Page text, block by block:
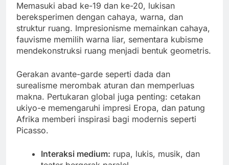
Memasuki abad ke-19 dan ke-20, lukisan
bereksperimen dengan cahaya, warna, dan
struktur ruang. Impresionisme memainkan cahaya,
fauvisme memilih warna liar, sementara kubisme
mendekonstruksi ruang menjadi bentuk geometris.
Gerakan avante-garde seperti dada dan
surealisme merombak aturan dan memperluas
makna. Pertukaran global juga penting: cetakan
ukiyo-e memengaruhi impresi Eropa, dan patung
Afrika memberi inspirasi bagi modernis seperti
Picasso.
Interaksi medium: rupa, lukis, musik, dan